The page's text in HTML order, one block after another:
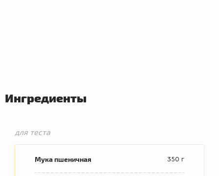
Ингредиенты
для теста
Мука пшеничная 350 г